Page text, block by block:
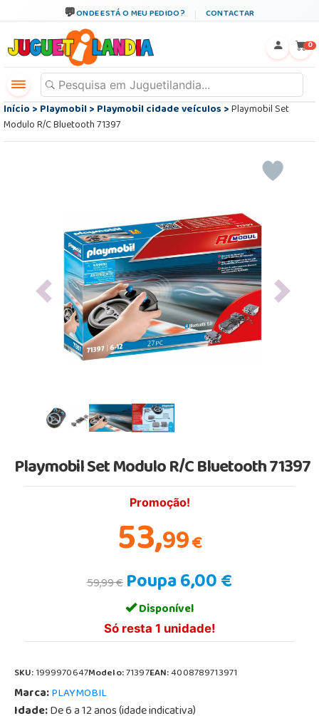
ONDE ESTÁ O MEU PEDIDO? CONTACTAR
0
Início>Playmobil>Playmobil cidade veículos>Playmobil Set
Modulo R/C Bluetooth 71397
Previous Next
Playmobil Set Modulo R/C Bluetooth 71397
Promoção!
53,99€
59,99 €Poupa 6,00 €
Disponível
Só resta 1 unidade!
SKU:1999970647Modelo:71397EAN:4008789713971
Marca:PLAYMOBIL